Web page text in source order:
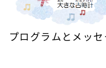
プログラムとメッセ